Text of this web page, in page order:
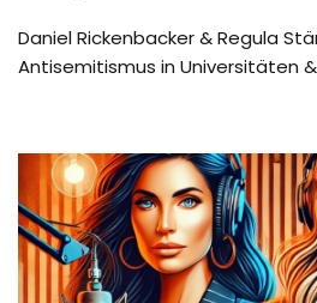
Daniel Rickenbacker & Regula
Antisemitismus in Universitäten &